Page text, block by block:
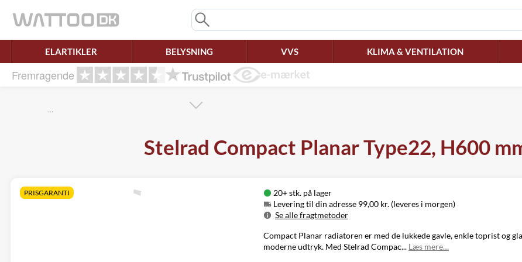
ELARTIKLER BELYSNING VVS KLIMA & VENTILATION
Fremragende
…
Stelrad Compact Planar Type22, H600
PRISGARANTI
20+ stk. på lager
Levering til din adresse 99,00 kr. (leveres i morgen)
Se alle fragtmetoder
Metode
Pris
Leveres
Levering til
99,00 kr.
I
Compact Planar radiatoren er med de lukkede gavle, enkle toprist og
moderne udtryk. Med Stelrad Compac... Læs mere…
Ret samtykke!